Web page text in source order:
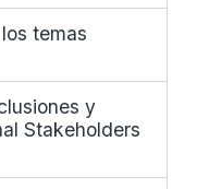
temas
y
Stakeholders